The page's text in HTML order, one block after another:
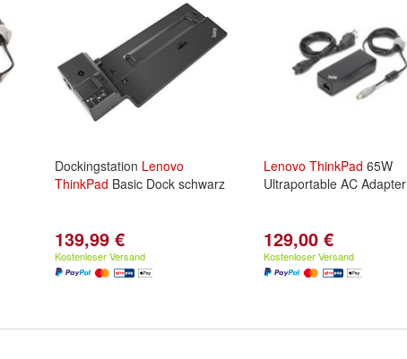
Dockingstation Lenovo
ThinkPad Basic Dock schwarz
139,99 €
Kostenloser Versand
Lenovo ThinkPad 65W
Ultraportable AC Adapter
129,00 €
Kostenloser Versand